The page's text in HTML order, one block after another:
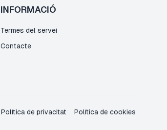
INFORMACIÓ
Termes del servei
Contacte
Política de privacitat Política de cookies